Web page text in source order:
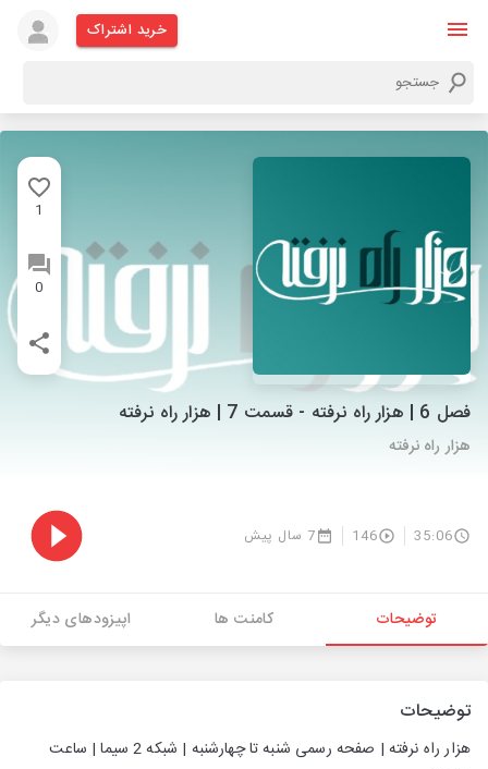
خرید اشتراک
1
0
فصل 6 | هزار راه نرفته - قسمت 7 | هزار راه نرفته
هزار راه نرفته
35:06
146 7 سال پیش
توضیحات کامنت ها اپیزودهای دیگر
توضیحات
هزار راه نرفته | صفحه رسمی شنبه تا چهارشنبه | شبکه 2 سیما | ساعت